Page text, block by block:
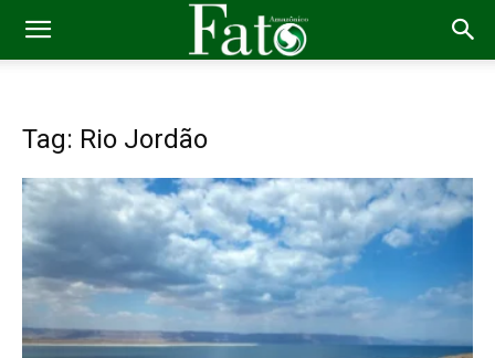
Tag: Rio Jordão